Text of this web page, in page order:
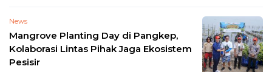
News
Mangrove Planting Day di Pangkep,
Kolaborasi Lintas Pihak Jaga Ekosistem
Pesisir